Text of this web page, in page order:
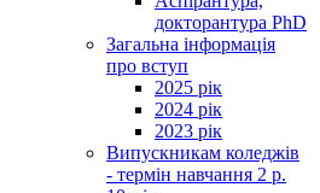
докторантура PhD
Загальна інформація
про вступ
2025 рік
2024 рік
2023 рік
Випускникам коледжів
- термін навчання 2 р.